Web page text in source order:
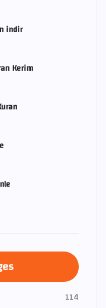
indir
Kerim
114